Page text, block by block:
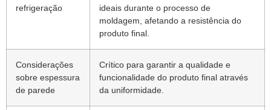
refrigeração
ideais durante o processo de
moldagem, afetando a resistência do
produto final.
Considerações
sobre espessura
de parede
Crítico para garantir a qualidade e
funcionalidade do produto final através
da uniformidade.